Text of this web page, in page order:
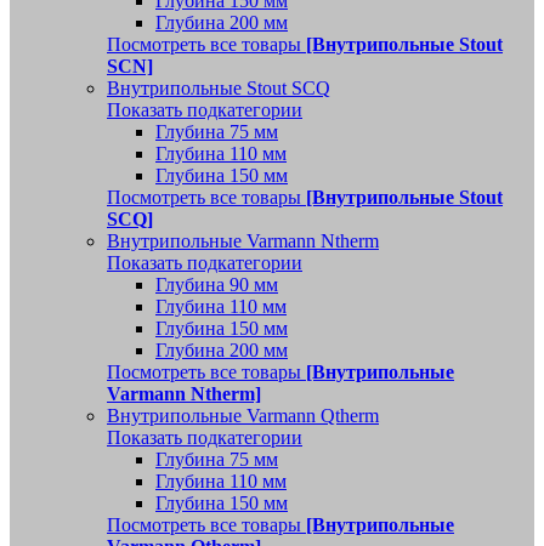
Глубина 200 мм
Посмотреть все товары [Внутрипольные Stout
SCN]
Внутрипольные Stout SCQ
Показать подкатегории
Глубина 75 мм
Глубина 110 мм
Глубина 150 мм
Посмотреть все товары [Внутрипольные Stout
SCQ]
Внутрипольные Varmann Ntherm
Показать подкатегории
Глубина 90 мм
Глубина 110 мм
Глубина 150 мм
Глубина 200 мм
Посмотреть все товары [Внутрипольные
Varmann Ntherm]
Внутрипольные Varmann Qtherm
Показать подкатегории
Глубина 75 мм
Глубина 110 мм
Глубина 150 мм
Посмотреть все товары [Внутрипольные